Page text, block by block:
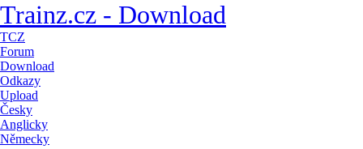
Trainz.cz - Download
TCZ
Forum
Download
Odkazy
Upload
Česky
Anglicky
Německy